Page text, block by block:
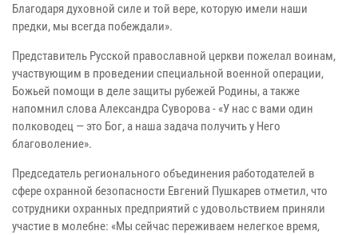
Благодаря духовной силе и той вере, которую имели наши
предки, мы всегда побеждали».
Представитель Русской православной церкви пожелал воинам,
участвующим в проведении специальной военной операции,
Божьей помощи в деле защиты рубежей Родины, а также
напомнил слова Александра Суворова - «У нас с вами один
полководец — это Бог, а наша задача получить у Него
благоволение».
Председатель регионального объединения работодателей в
сфере охранной безопасности Евгений Пушкарев отметил, что
сотрудники охранных предприятий с удовольствием приняли
участие в молебне: «Мы сейчас переживаем нелегкое время,